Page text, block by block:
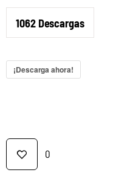
Igualadas
Biblioteca
1062Descargas
¡Descarga ahora!
0